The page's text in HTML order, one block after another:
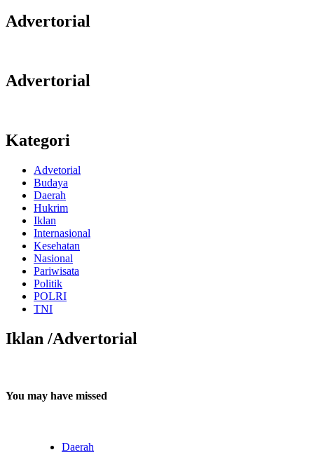
Advertorial
Advertorial
Kategori
Advetorial
Budaya
Daerah
Hukrim
Iklan
Internasional
Kesehatan
Nasional
Pariwisata
Politik
POLRI
TNI
Iklan /Advertorial
You may have missed
Daerah